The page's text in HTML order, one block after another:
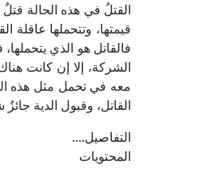
القتلُ في هذه الحالة
قيمتها، وتتحملها
فالقاتل هو الذي
الشركة، إلا إن كانت
معه في تحمل مثل هذه
القاتل، وقبول الدية
التفاصيل....
المحتويات